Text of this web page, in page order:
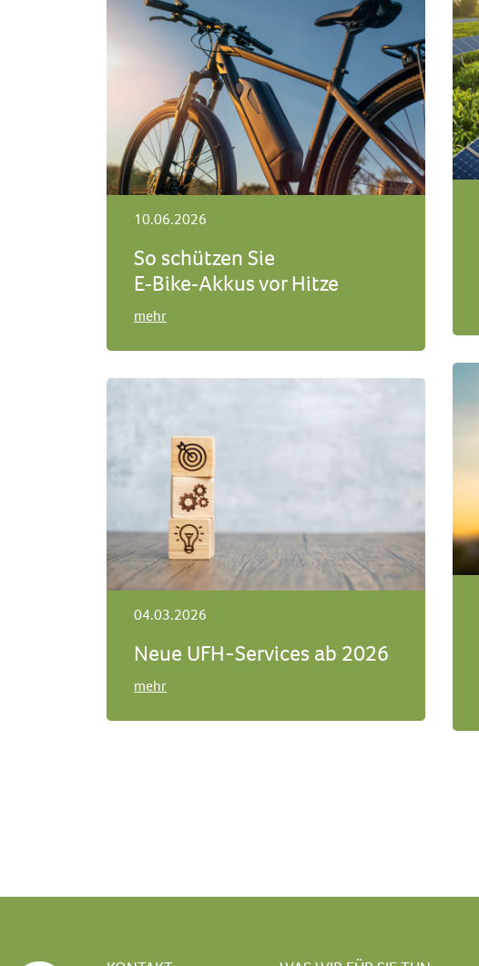
10.06.2026
So schützen Sie
E‑Bike‑Akkus vor Hitze
mehr
04.03.2026
Neue UFH-Services ab 2026
mehr